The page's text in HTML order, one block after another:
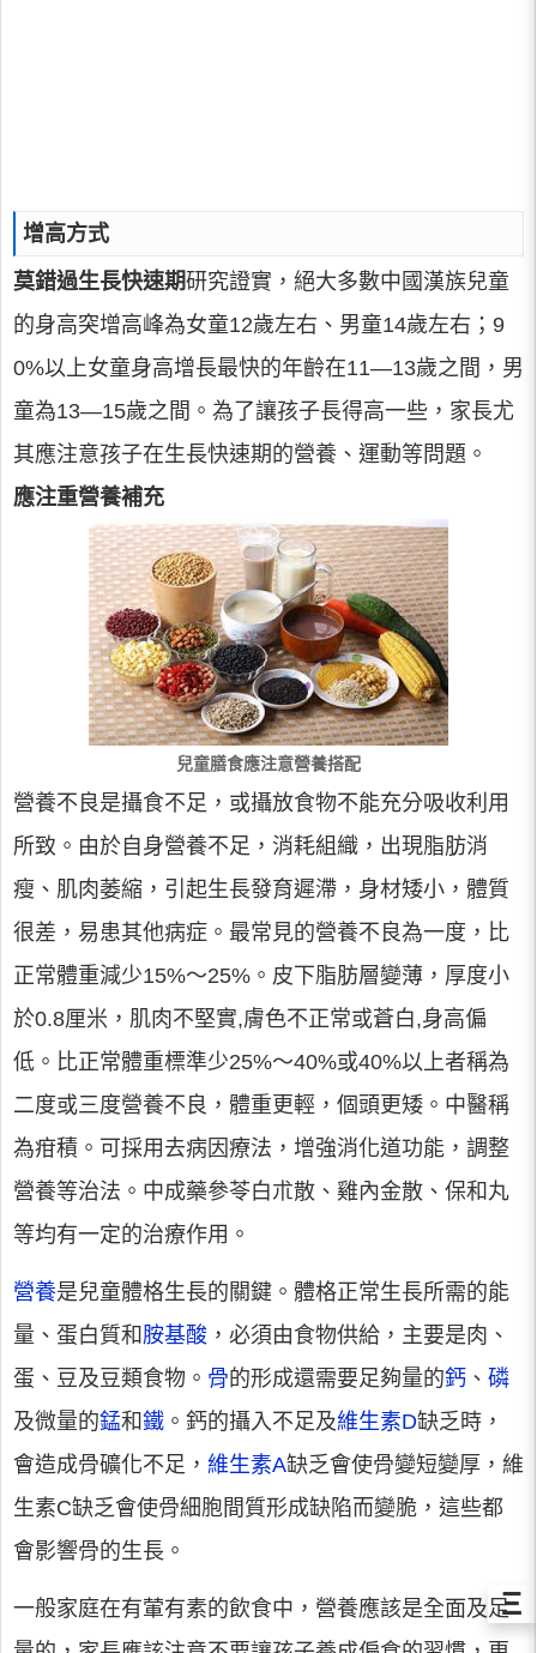
增高方式
莫錯過生長快速期研究證實，絕大多數中國漢族兒童
的身高突增高峰為女童12歲左右、男童14歲左右；9
0%以上女童身高增長最快的年齡在11—13歲之間，男
童為13—15歲之間。為了讓孩子長得高一些，家長尤
其應注意孩子在生長快速期的營養、運動等問題。
應注重營養補充
兒童膳食應注意營養搭配
營養不良是攝食不足，或攝放食物不能充分吸收利用
所致。由於自身營養不足，消耗組織，出現脂肪消
瘦、肌肉萎縮，引起生長發育遲滯，身材矮小，體質
很差，易患其他病症。最常見的營養不良為一度，比
正常體重減少15%～25%。皮下脂肪層變薄，厚度小
於0.8厘米，肌肉不堅實,膚色不正常或蒼白,身高偏
低。比正常體重標準少25%～40%或40%以上者稱為
二度或三度營養不良，體重更輕，個頭更矮。中醫稱
為疳積。可採用去病因療法，增強消化道功能，調整
營養等治法。中成藥參苓白朮散、雞內金散、保和丸
等均有一定的治療作用。
營養是兒童體格生長的關鍵。體格正常生長所需的能
量、蛋白質和 胺基酸 ，必須由食物供給，主要是肉、
蛋、豆及豆類食物。 骨的形成還需要足夠量的鈣 、 磷
及微量的錳和鐵 。鈣的攝入不足及維生素D缺乏時，
會造成骨礦化不足， 維生素A缺乏會使骨變短變厚，維
生素C缺乏會使骨細胞間質形成缺陷而變脆，這些都
會影響骨的生長。
一般家庭在有葷有素的飲食中，營養應該是全面及足Ξ